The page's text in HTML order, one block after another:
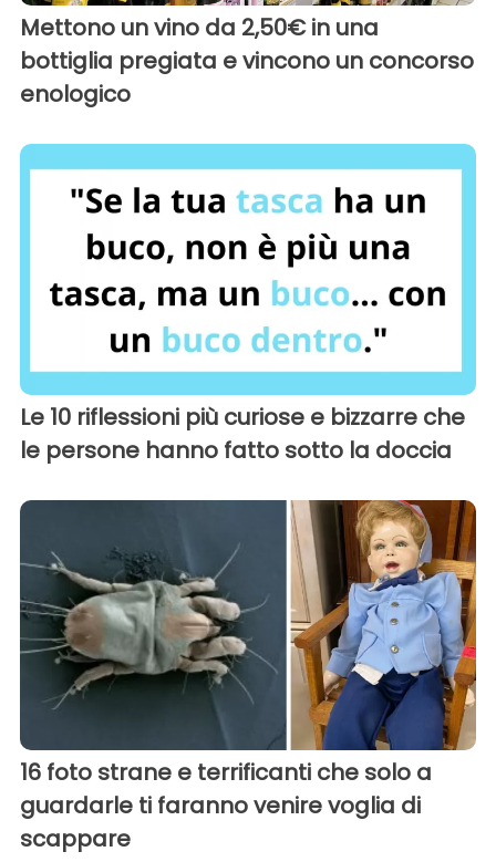
Mettono un vino da 2,50€ in una
bottiglia pregiata e vincono un concorso
enologico
Le 10 riflessioni più curiose e bizzarre che
le persone hanno fatto sotto la doccia
16 foto strane e terrificanti che solo a
guardarle ti faranno venire voglia di
scappare